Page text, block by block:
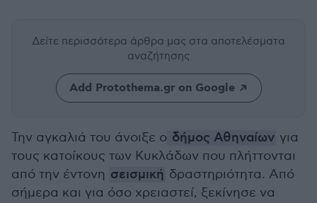
Δείτε περισσότερα άρθρα μας στα αποτελέσματα
αναζήτησης
Add Protothema.gr on Google
Την αγκαλιά του άνοιξε ο δήμος Αθηναίων για
τους κατοίκους των Κυκλάδων που πλήττονται
από την έντονη σεισμική δραστηριότητα. Από
σήμερα και για όσο χρειαστεί, ξεκίνησε να